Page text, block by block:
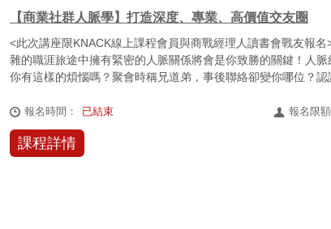
【商業社群人脈學】打造深度、專業、高價值交友圈
<此次講座限KNACK線上課程會員與商戰經理人讀書會戰友報名
雜的職涯旅途中擁有緊密的人脈關係將會是你致勝的關鍵！人脈
你有這樣的煩惱嗎？聚會時稱兄道弟，事後聯絡卻變你哪位？認
報名時間： 已結束 報名限額
課程詳情